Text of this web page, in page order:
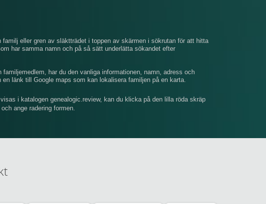
familj eller gren av släktträdet i toppen av skärmen i sökrutan för att hitta
har samma namn och på så sätt underlätta sökandet efter
familjemedlem, har du den vanliga informationen, namn, adress och
en länk till Google maps som kan lokalisera familjen på en karta.
i katalogen genealogic.review, kan du klicka på den lilla röda skräp
ange radering formen.